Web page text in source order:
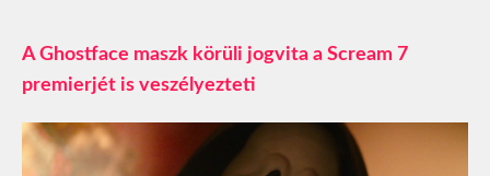
A Ghostface maszk körüli jogvita a Scream 7
premierjét is veszélyezteti